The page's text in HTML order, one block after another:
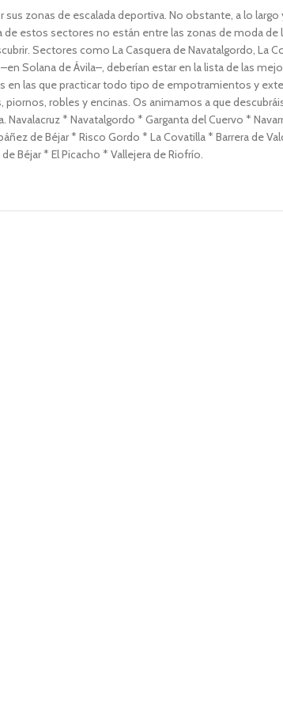
zonas de escalada deportiva. No obstante, a lo
estos sectores no están entre las zonas de moda de
Sectores como La Casquera de Navatalgordo, La
Solana de Ávila–, deberían estar en la lista de las
en las que practicar todo tipo de empotramientos y
robles y encinas. Os animamos a que
* Navatalgordo * Garganta del Cuervo *
de Béjar * Risco Gordo * La Covatilla * Barrera de
Béjar * El Picacho * Vallejera de Riofrío.